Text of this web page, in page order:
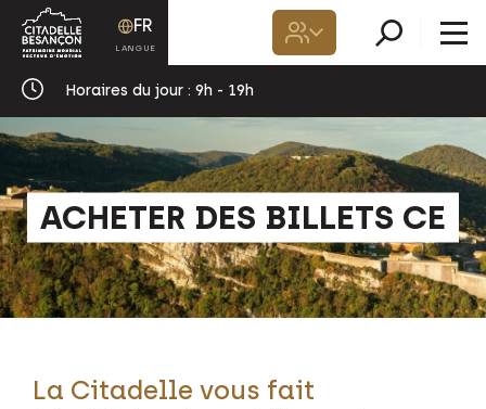
Horaires du jour : 9h - 19h
FR
ACHETER DES BILLETS CE
La Citadelle vous fait